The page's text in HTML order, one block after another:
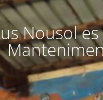
Nousol